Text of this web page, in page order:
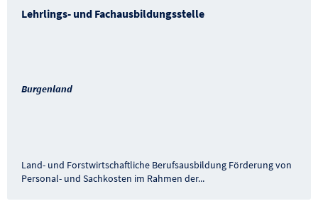
Lehrlings- und Fachausbildungsstelle
Burgenland
Land- und Forstwirtschaftliche Berufsausbildung Förderung von
Personal- und Sachkosten im Rahmen der...